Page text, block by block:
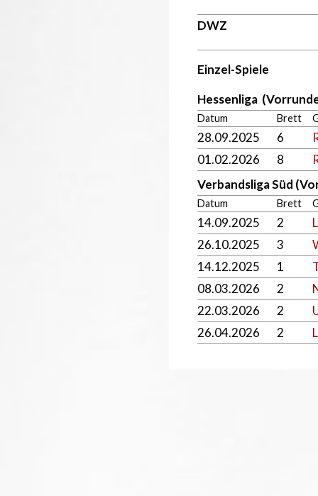
DWZ
Einzel-Spiele
Hessenliga
Datum Brett
28.09.2025 6
01.02.2026
8
Verbandsliga Süd
Datum Brett
14.09.2025 2
26.10.2025
3
14.12.2025
1
08.03.2026
2
22.03.2026
2
26.04.2026
2